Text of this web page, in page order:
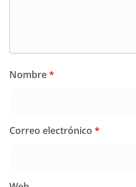
Nombre*
Correo electrónico *